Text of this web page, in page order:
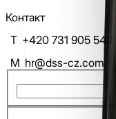
Контакт
T +420 731 905 543
M hr@dss-cz.com